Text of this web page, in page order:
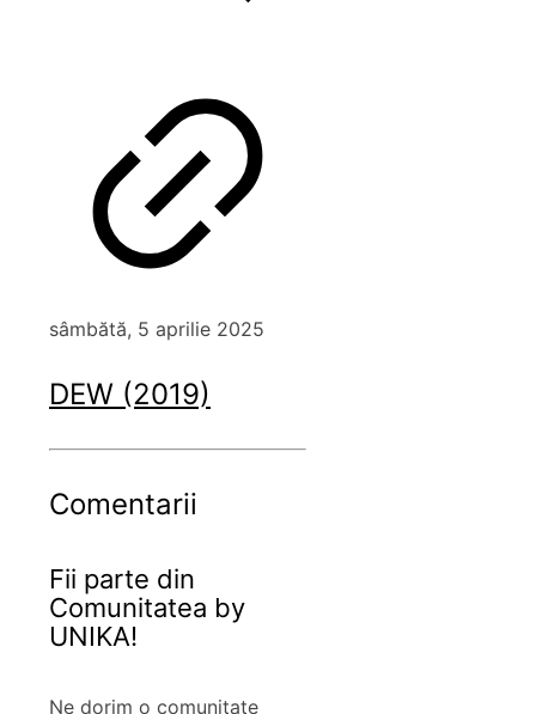
sâmbătă, 5 aprilie 2025
DEW (2019)
Comentarii
Fii parte din
Comunitatea by
UNIKA!
Ne dorim o comunitate